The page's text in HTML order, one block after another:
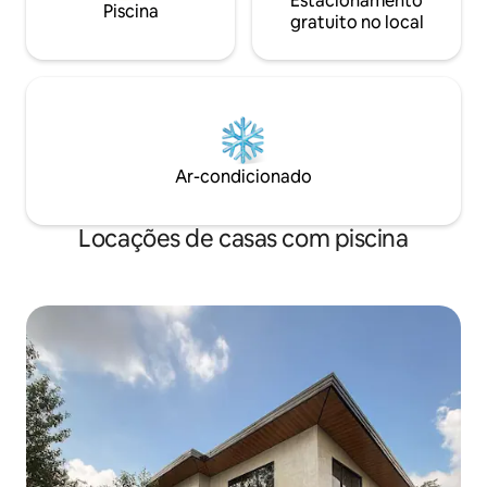
Piscina
gratuito no local
Ar-condicionado
Locações de casas com piscina